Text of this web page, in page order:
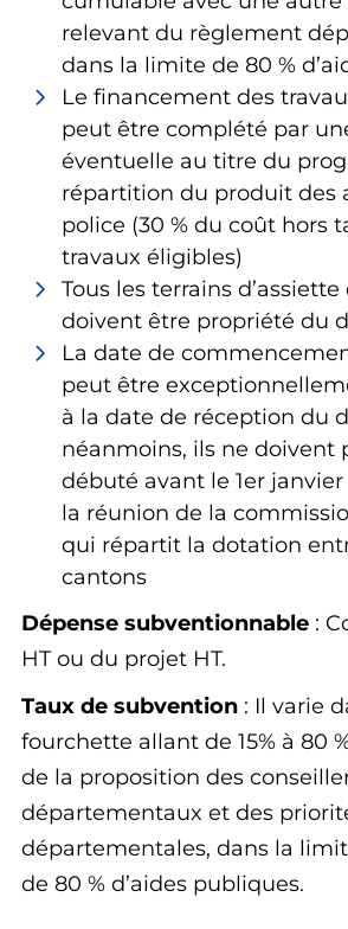
relevant du règlement
dans la limite de 80 %
Le financement des
peut être complété par
éventuelle au titre du
répartition du produit des
police (30 % du coût hors
travaux éligibles)
Tous les terrains
doivent être propriété du
La date de
peut être
à la date de réception du
néanmoins, ils ne doivent
débuté avant le 1er janvier
la réunion de la
qui répartit la dotation
cantons
Dépense subventionnable :
HT ou du projet HT.
Taux de subvention : Il varie
fourchette allant de 15% à 80
de la proposition des
départementaux et des
départementales, dans la
de 80 % d’aides publiques.